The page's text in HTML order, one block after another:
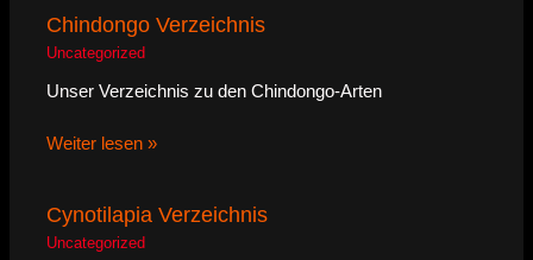
Chindongo Verzeichnis
Uncategorized
Unser Verzeichnis zu den Chindongo-Arten
Weiter lesen »
Cynotilapia Verzeichnis
Uncategorized